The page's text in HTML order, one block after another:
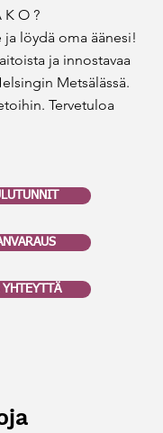
K O ?
löydä oma äänesi!
ja innostavaa
Metsälässä.
Tervetuloa
YHTEYTTÄ